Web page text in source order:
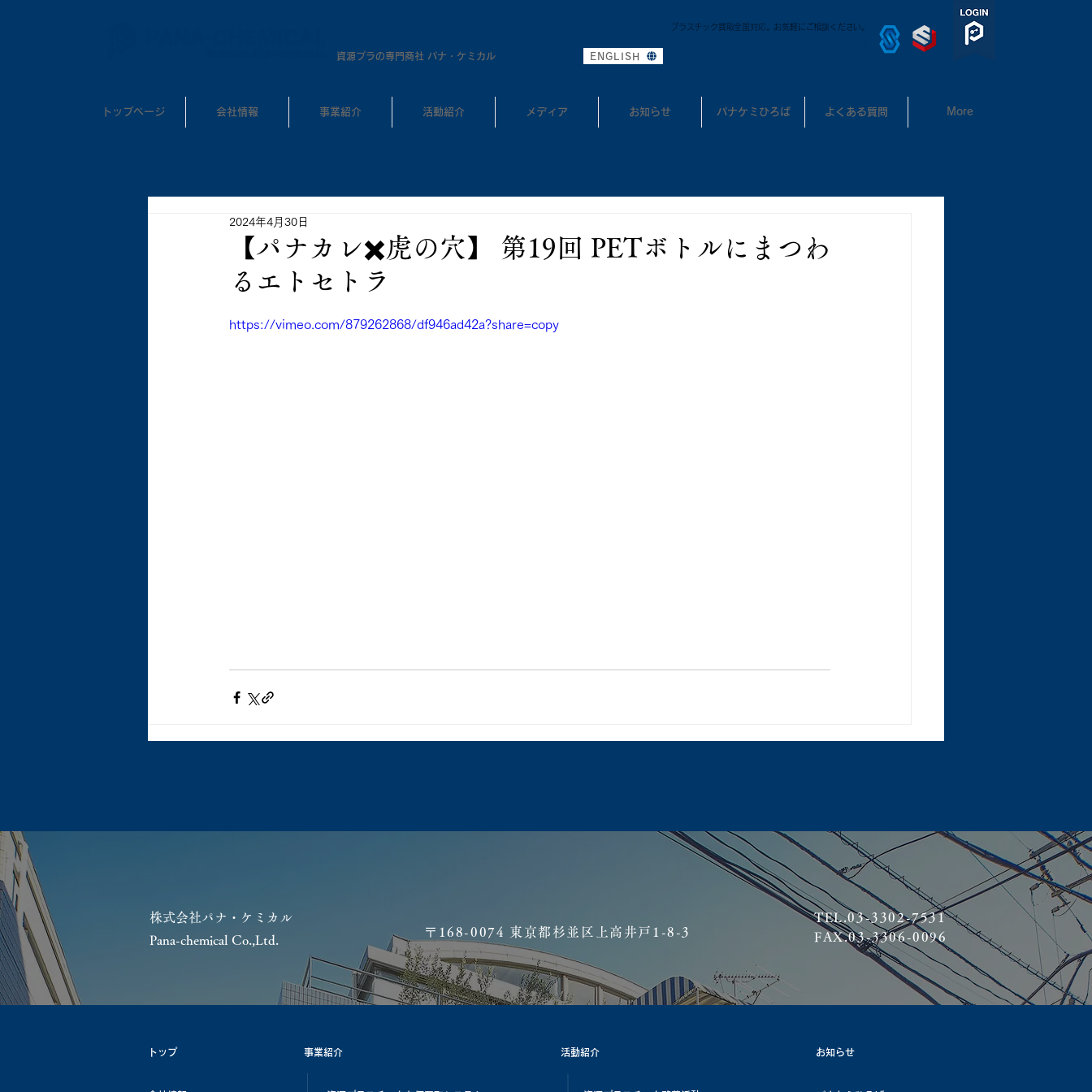
​資源プラの専門商社 パナ・ケミカル ENGLISH
プラスチック買取全国対応。お気軽にご相談ください。
トップページ 会社情報 事業紹介 活動紹介 メディア お知らせ パナケミひろば よくある質問 More
【パナカレ✖️虎の穴】 第19回 PETボトルにまつわ
るエトセトラ
2024年4月30日
https://vimeo.com/879262868/df946ad42a?share=copy
株式会社パナ・ケミカル
Pana-chemical Co.,Ltd.
​〒168-0074 東京都杉並区上高井戸1-8-3
TEL.03-3302-7531
FAX.03-3306-0096
トップ 事業紹介 活動紹介 お知らせ